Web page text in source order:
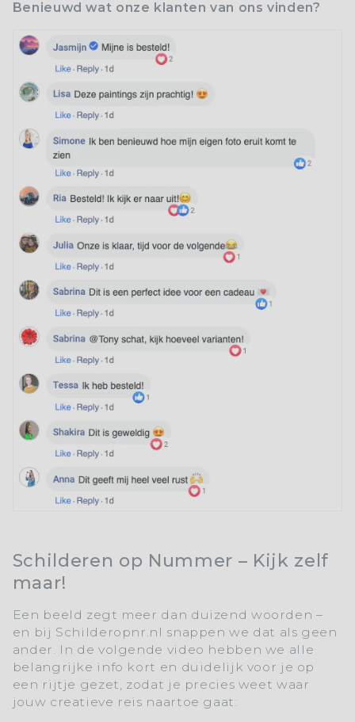
Benieuwd wat onze klanten van ons vinden?
Schilderen op Nummer – Kijk zelf
maar!
Een beeld zegt meer dan duizend woorden –
en bij Schilderopnr.nl snappen we dat als geen
ander. In de volgende video hebben we alle
belangrijke info kort en duidelijk voor je op
een rijtje gezet, zodat je precies weet waar
jouw creatieve reis naartoe gaat: